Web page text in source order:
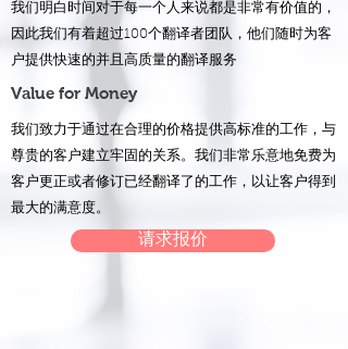
请求报价
我们明白时间对于每一个人来说都是非常有价值的，
因此我们有着超过100个翻译者团队，他们随时为客
户提供快速的并且高质量的翻译服务
Value for Money
我们致力于通过在合理的价格提供高标准的工作，与
尊贵的客户建立牢固的关系。我们非常乐意地免费为
客户更正或者修订已经翻译了的工作，以让客户得到
最大的满意度。